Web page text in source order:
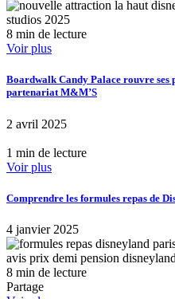
8 min de lecture
Voir plus
Boardwalk Candy Palace rouvre ses
partenariat M&M’S
2 avril 2025
1 min de lecture
Voir plus
Comprendre les formules repas de
4 janvier 2025
8 min de lecture
Partage